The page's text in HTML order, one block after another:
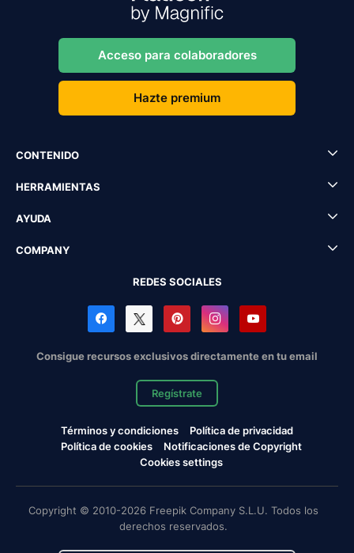
Acceso para colaboradores
Hazte premium
CONTENIDO
HERRAMIENTAS
AYUDA
COMPANY
REDES SOCIALES
Consigue recursos exclusivos directamente en tu email
Regístrate
Términos y condiciones
Política de privacidad
Política de cookies
Notificaciones de Copyright
Cookies settings
Copyright © 2010-2026 Freepik Company S.L.U. Todos los
derechos reservados.